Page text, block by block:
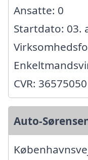
Ansatte: 0
Startdato: 03.
CVR: 36575050
Auto-